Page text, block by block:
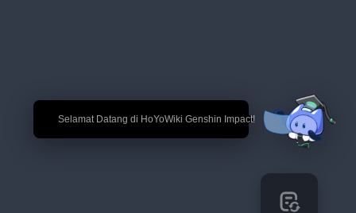
🎉 Selamat Datang di HoYoWiki Genshin Impact!